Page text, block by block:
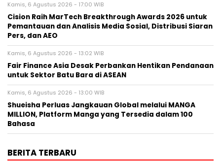
Kamis, 6 Agustus 2026 - 17:00 WIB
Cision Raih MarTech Breakthrough Awards 2026 untuk
Pemantauan dan Analisis Media Sosial, Distribusi Siaran
Pers, dan AEO
Kamis, 6 Agustus 2026 - 13:02 WIB
Fair Finance Asia Desak Perbankan Hentikan Pendanaan
untuk Sektor Batu Bara di ASEAN
Kamis, 6 Agustus 2026 - 13:00 WIB
Shueisha Perluas Jangkauan Global melalui MANGA
MILLION, Platform Manga yang Tersedia dalam 100
Bahasa
BERITA TERBARU